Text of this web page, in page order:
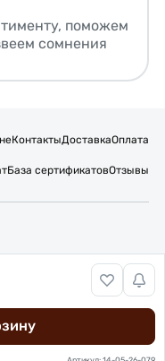
поможем
сомнения
КонтактыДоставкаОплата
База сертификатовОтзывы